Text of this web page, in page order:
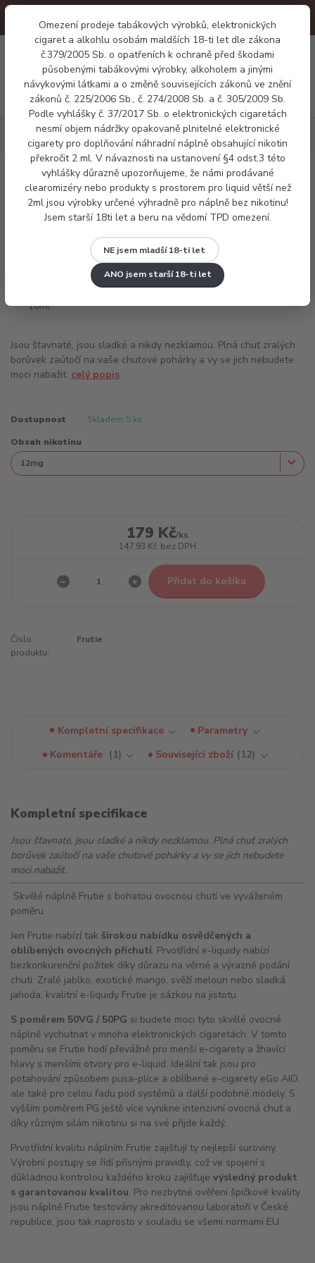
Omezení prodeje tabákových výrobků, elektronických
cigaret a alkohlu osobám maldších 18-ti let dle zákona
č.379/2005 Sb. o opatřeních k ochraně před škodami
působenými tabákovými výrobky, alkoholem a jinými
návykovými látkami a o změně souvisejících zákonů ve znění
zákonů č. 225/2006 Sb., č. 274/2008 Sb. a č. 305/2009 Sb.
Podle vyhlášky č. 37/2017 Sb. o elektronických cigaretách
nesmí objem nádržky opakovaně plnitelné elektronické
cigarety pro doplňování náhradní náplně obsahující nikotin
překročit 2 ml. V návaznosti na ustanovení §4 odst.3 této
vyhlášky důrazně upozorňujeme, že námi prodávané
clearomizéry nebo produkty s prostorem pro liquid větší než
2ml jsou výrobky určené výhradně pro náplně bez nikotinu!
Jsem starší 18ti let a beru na vědomí TPD omezení.
NE jsem mladší 18-ti let
ANO jsem starší 18-ti let
Menu
0 Kč
Frutie borůvka 10ml
Frutie borůvka 10ml
Jsou šťavnaté, jsou sladké a nikdy nezklamou. Plná chuť zralých
borůvek zaútočí na vaše chuťové pohárky a vy se jich nebudete
moci nabažit. celý popis
Dostupnost Skladem 5 ks
Obsah nikotinu
179 Kč/ks
147,93 Kč bez DPH
Přidat do košíku
Číslo
produktu:
Frutie
Kompletní specifikace
Parametry
Komentáře
1 Související zboží 12
Kompletní specifikace
Jsou šťavnaté, jsou sladké a nikdy nezklamou. Plná chuť zralých
borůvek zaútočí na vaše chuťové pohárky a vy se jich nebudete
moci nabažit.
Skvělé náplně Frutie s bohatou ovocnou chutí ve vyváženém
poměru.
Jen Frutie nabízí tak širokou nabídku osvědčených a
oblíbených ovocných příchutí. Prvotřídní e-liquidy nabízí
bezkonkurenční požitek díky důrazu na věrné a výrazné podání
chuti. Zralé jablko, exotické mango, svěží meloun nebo sladká
jahoda, kvalitní e-liquidy Frutie je sázkou na jistotu.
S poměrem 50VG / 50PG si budete moci tyto skvělé ovocné
náplně vychutnat v mnoha elektronických cigaretách. V tomto
poměru se Frutie hodí převážně pro menší e-cigarety a žhavící
hlavy s menšími otvory pro e-liquid. Ideální tak jsou pro
potahování způsobem pusa-plíce a oblíbené e-cigarety eGo AIO,
ale také pro celou řadu pod systémů a další podobné modely. S
vyšším poměrem PG ještě více vynikne intenzivní ovocná chuť a
díky různým silám nikotinu si na své přijde každý.
Prvotřídní kvalitu náplním Frutie zajišťují ty nejlepší suroviny.
Výrobní postupy se řídí přísnými pravidly, což ve spojení s
důkladnou kontrolou každého kroku zajišťuje výsledný produkt
s garantovanou kvalitou. Pro nezbytné ověření špičkové kvality
jsou náplně Frutie testovány akreditovanou laboratoří v České
republice, jsou tak naprosto v souladu se všemi normami EU.